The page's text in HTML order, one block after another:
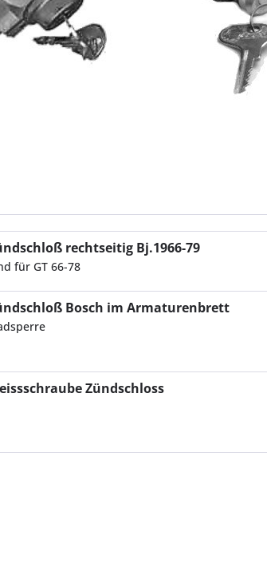
rechtseitig Bj.1966-79
für GT 66-78
Bosch im Armaturenbrett
Zündschloss